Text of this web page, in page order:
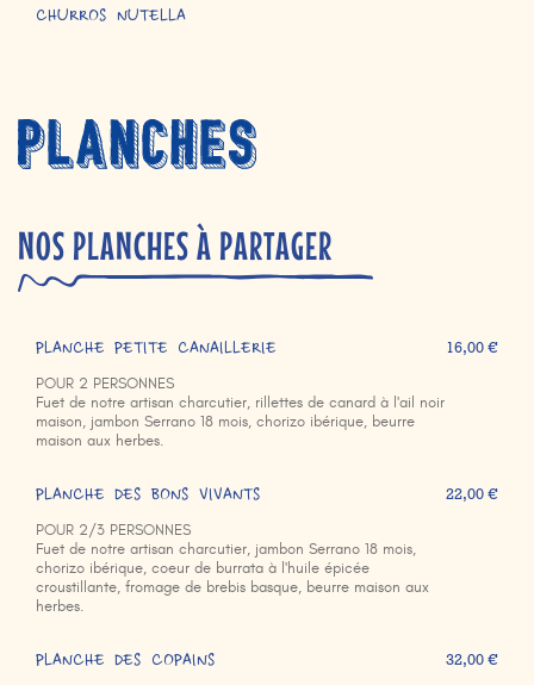
CHURROS NUTELLA
NOS PLANCHES À PARTAGER
PLANCHE PETITE CANAILLERIE
POUR 2 PERSONNES
Fuet de notre artisan charcutier, rillettes de canard à l'ail noir
maison, jambon Serrano 18 mois, chorizo ibérique, beurre
maison aux herbes.
16,00 €
PLANCHE DES BONS VIVANTS
POUR 2/3 PERSONNES
Fuet de notre artisan charcutier, jambon Serrano 18 mois,
chorizo ibérique, coeur de burrata à l'huile épicée
croustillante, fromage de brebis basque, beurre maison aux
herbes.
22,00 €
PLANCHE DES COPAINS 32,00 €